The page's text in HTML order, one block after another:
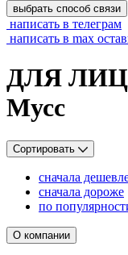
выбрать способ связи
написать в телеграм
написать в max
ДЛЯ
Мусс
Сортировать
сначала
сначала дороже
по
О компании